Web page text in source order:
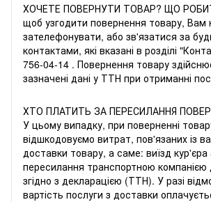
ХОЧЕТЕ ПОВЕРНУТИ ТОВАР? ЩО
щоб узгодити повернення товару, Вам
зателефонувати, або зв'язатися за
контактами, які вказані в розділі
756-04-14 . Повернення товару
зазначені дані у ТТН при отриманні
ХТО ПЛАТИТЬ ЗА ПЕРЕСИЛАННЯ
У цьому випадку, при поверненні
відшкодовуємо витрат, пов'язаних із
доставки товару, а саме: виїзд кур'єра
пересилання транспортною компанією
згідно з декларацією (ТТН). У разі
вартість послуги з доставки